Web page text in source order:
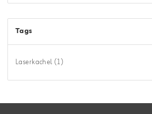
Tags
Laserkachel (1)